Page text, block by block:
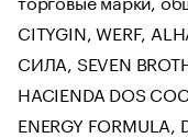
CITYGIN, WERF,
СИЛА, SEVEN
HACIENDA DOS
ENERGY